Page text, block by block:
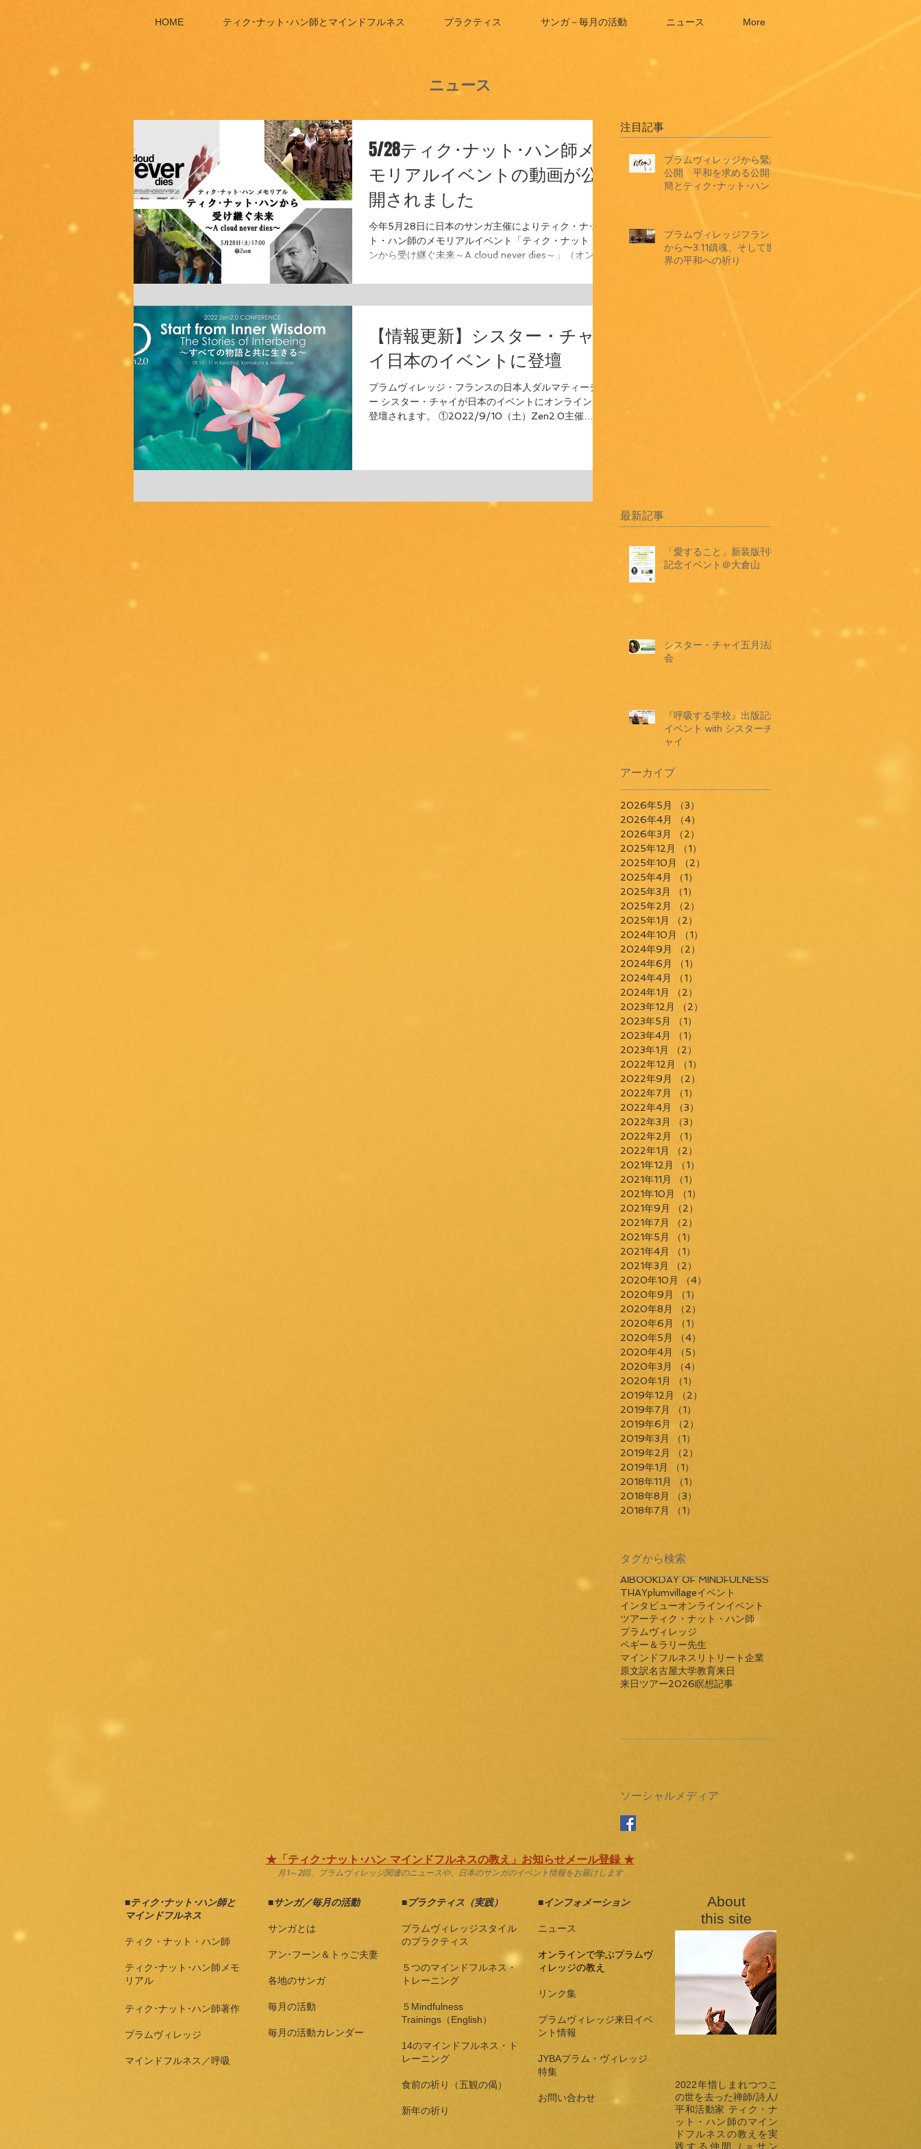
HOME ティク･ナット･ハン師とマインドフルネス プラクティス サンガ－毎月の活動 ニュース More
ニュース
5/28ティク･ナット･ハン師メ
モリアルイベントの動画が公
開されました
今年5月28日に日本のサンガ主催によりティク・ナッ
ト・ハン師のメモリアルイベント「ティク・ナット・ハ
ンから受け継ぐ未来～A cloud never dies～」（オンラ
そのアーカイブ動画が一般公開可能となりましたので、
【情報更新】シスター・チャ
イ日本のイベントに登壇
プラムヴィレッジ・フランスの日本人ダルマティーチャ
ー シスター・チャイが日本のイベントにオンラインで
登壇されます。 ①2022/9/10（土）Zen2.0主催
注目記事
プラムヴィレッジから緊急
公開 平和を求める公開書
簡とティク･ナット･ハン師
プラムヴィレッジフランス
から〜3.11鎮魂、そして世
界の平和への祈り
最新記事
「愛すること」新装版刊行
記念イベント＠大倉山
シスター・チャイ五月法話
会
『呼吸する学校』出版記念
イベント with シスターチ
ャイ
アーカイブ
2026年5月 （3）
2026年4月
（4）
2026年3月
（2）
2025年12月
（1）
2025年10月
（2）
2025年4月
（1）
2025年3月
（1）
2025年2月
（2）
2025年1月
（2）
2024年10月
（1）
2024年9月
（2）
2024年6月
（1）
2024年4月
（1）
2024年1月
（2）
2023年12月
（2）
2023年5月
（1）
2023年4月
（1）
2023年1月
（2）
2022年12月
（1）
2022年9月
（2）
2022年7月
（1）
2022年4月
（3）
2022年3月
（3）
2022年2月
（1）
2022年1月
（2）
2021年12月
（1）
2021年11月
（1）
2021年10月
（1）
2021年9月
（2）
2021年7月
（2）
2021年5月
（1）
2021年4月
（1）
2021年3月
（2）
2020年10月
（4）
2020年9月
（1）
2020年8月
（2）
2020年6月
（1）
2020年5月
（4）
2020年4月
（5）
2020年3月
（4）
2020年1月
（1）
2019年12月
（2）
2019年7月
（1）
2019年6月
（2）
2019年3月
（1）
2019年2月
（2）
2019年1月
（1）
2018年11月
（1）
2018年8月
（3）
2018年7月
（1）
タグから検索
AIBOOKDAY OF MINDFULNESS
THAYplumvillageイベント
インタビューオンラインイベント
ツアーティク・ナット・ハン師
プラムヴィレッジ
ペギー＆ラリー先生
マインドフルネス リトリート企業
原文訳名古屋大学教育来日
来日ツアー2026瞑想記事
ソーシャルメディア
★「ティク･ナット･ハン マインドフルネスの教え」お知らせメール登録 ★
月1～2回、プラムヴィレッジ関連のニュースや、日本のサンガのイベント情報をお届けします
■ティク･ナット･ハン師と
マインドフルネス
ティク・ナット・ハン師
ティク･ナット･ハン師メモ
リアル
ティク･ナット･ハン師著作
プラムヴィレッジ
マインドフルネス／呼吸
■サンガ／毎月の活動
サンガとは
アン･フーン＆トゥご夫妻
各地のサンガ
毎月の活動
毎月の活動カレンダー
■プラクティス（実践）
プラムヴィレッジスタイル
のプラクティス
５つのマインドフルネス・
トレーニング
５Mindfulness
Trainings（English）
14のマインドフルネス・ト
レーニング
食前の祈り（五観の偈）
新年の祈り
■インフォメーション
ニュース
オンラインで学ぶプラムヴ
ィレッジの教え
リンク集
プラムヴィレッジ来日イベ
ント情報
JYBAプラム・ヴィレッジ
特集
​お問い合わせ
​About
this site
2022年惜しまれつつこ
の世を去った禅師/詩人/
平和活動家 ティク・ナ
ット・ハン師のマイン
ドフルネスの教えを実
践する仲間（＝サン